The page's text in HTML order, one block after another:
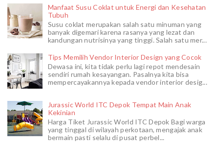
Manfaat Susu Coklat untuk Energi dan Kesehatan
Tubuh
Susu coklat merupakan salah satu minuman yang
banyak digemari karena rasanya yang lezat dan
kandungan nutrisinya yang tinggi. Salah satu mer...
Tips Memilih Vendor Interior Design yang Cocok
Dewasa ini, kita tidak perlu lagi repot mendesain
sendiri rumah kesayangan. Pasalnya kita bisa
mempercayakannya kepada vendor interior desig...
Jurassic World ITC Depok Tempat Main Anak
Kekinian
Harga Tiket Jurassic World ITC Depok Bagi warga
yang tinggal di wilayah perkotaan, mengajak anak
bermain pasti selalu di pusat perbel...